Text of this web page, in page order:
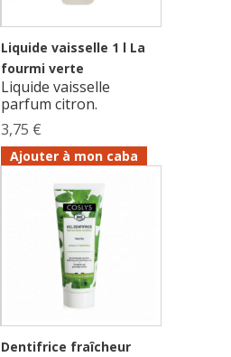
Liquide vaisselle 1 l La
fourmi verte
Liquide vaisselle
parfum citron.
3,75 €
Ajouter à mon caba
Dentifrice fraîcheur